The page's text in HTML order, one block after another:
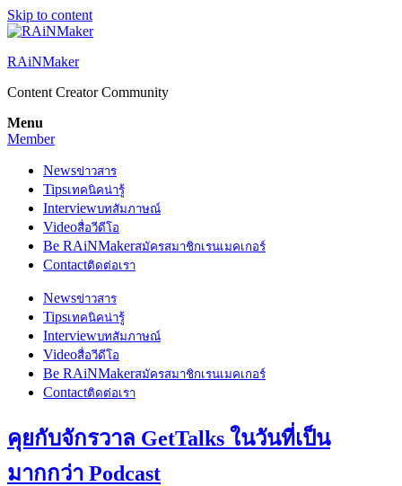
Skip to content
RAiNMaker
Content Creator Community
Menu
Member
Newsข่าวสาร
Tipsเทคนิคน่ารู้
Interviewบทสัมภาษณ์
Videoสื่อวีดีโอ
Be RAiNMakerสมัครสมาชิกเรนเมคเกอร์
Contactติดต่อเรา
Newsข่าวสาร
Tipsเทคนิคน่ารู้
Interviewบทสัมภาษณ์
Videoสื่อวีดีโอ
Be RAiNMakerสมัครสมาชิกเรนเมคเกอร์
Contactติดต่อเรา
คุยกับจักรวาล GetTalks ในวันที่เป็น
มากกว่า Podcast